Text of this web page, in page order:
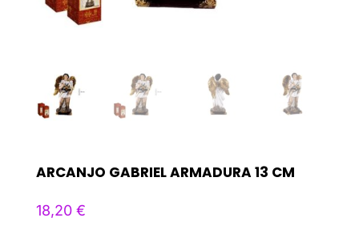
ARCANJO GABRIEL ARMADURA 13 CM
18,20 €